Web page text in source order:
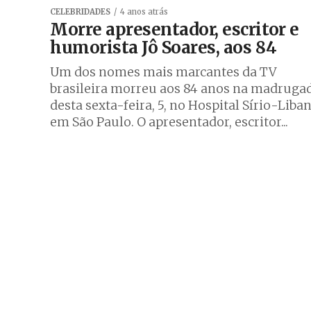
CELEBRIDADES 4 anos atrás
Morre apresentador, escritor e
humorista Jô Soares, aos 84
Um dos nomes mais marcantes da TV
brasileira morreu aos 84 anos na
desta sexta-feira, 5, no Hospital Sírio-
em São Paulo. O apresentador, escritor...